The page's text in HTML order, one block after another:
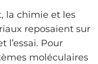
la chimie et les
reposaient sur
l’essai. Pour
moléculaires